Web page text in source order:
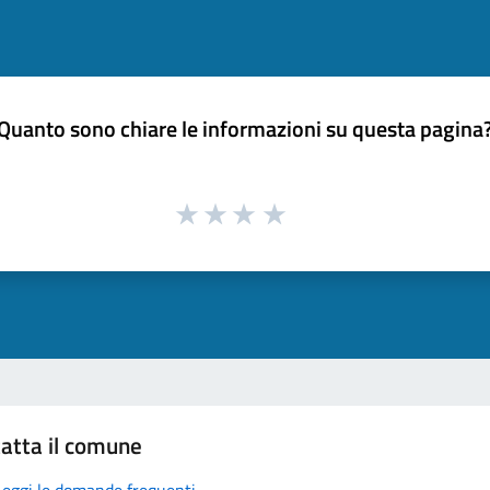
sono chiare le informazioni su questa
il comune